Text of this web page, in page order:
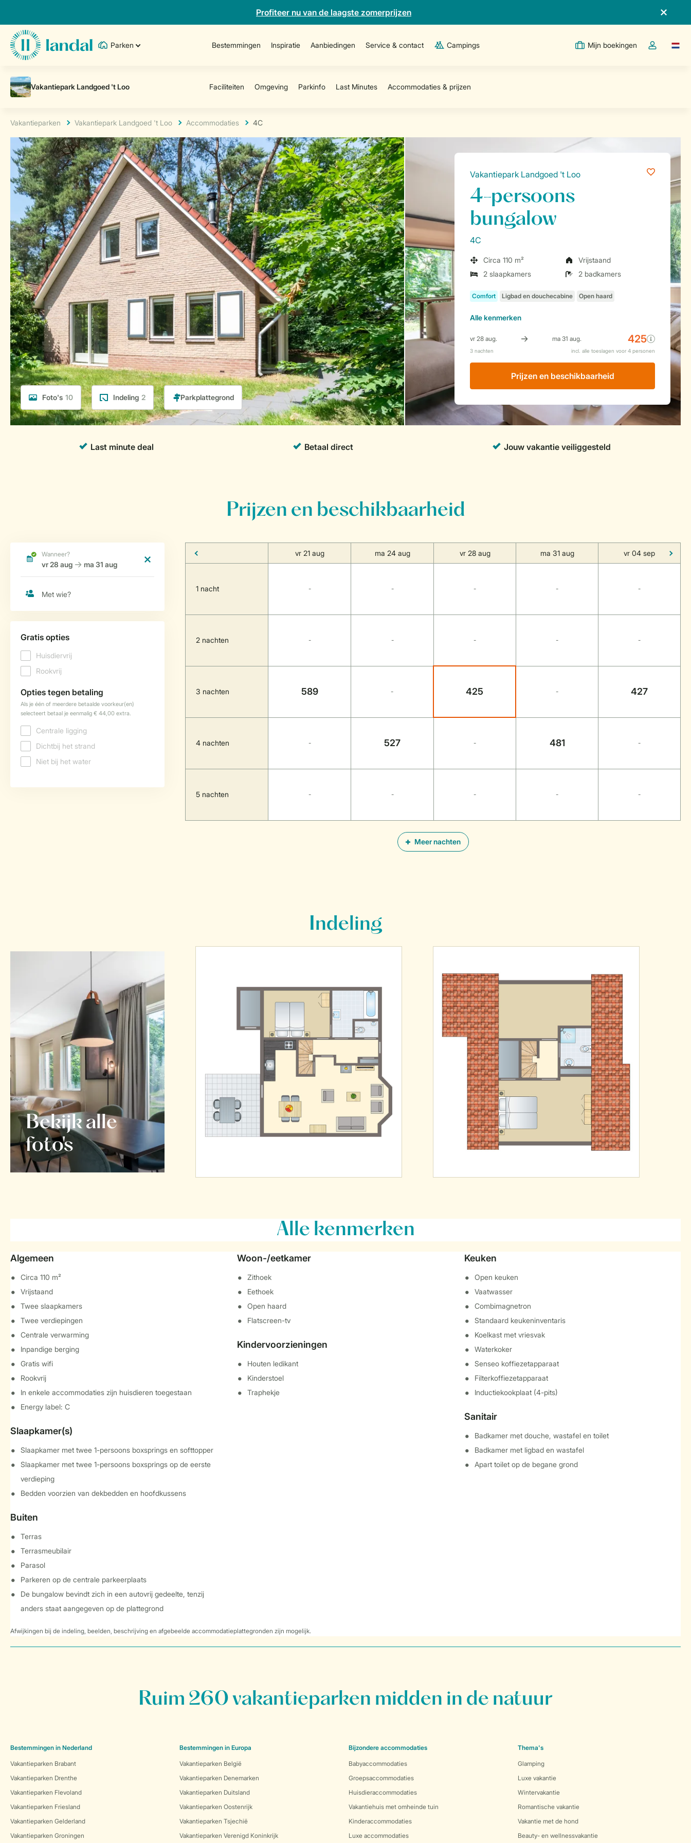
Profiteer nu van de laagste zomerprijzen
Parken Bestemmingen Inspiratie Aanbiedingen Service & contact Campings Mijn boekingen
Open deTaal
Vakantieparken Vakantiepark Landgoed 't Loo Accommodaties 4C
Foto's 10 Indeling 2
Vakantiepark Landgoed 't Loo
4-persoons
bungalow
4C
Circa 110 m²
Vrijstaand
2 slaapkamers
2 badkamers
Allekenmerken
Prijzen en beschikbaarheid
Prijzen en beschikbaarheid
Meer nachten
vr 21 aug ma 24 aug vr 28 aug ma 31 aug vr 04 sep
1 nacht - - - - -
2 nachten - - - - -
3 nachten 589 - 425 - 427
4 nachten - 527 - 481 -
5 nachten - - - - -
Indeling
Bekijk alle
foto's
Alle kenmerken
Algemeen
Circa 110 m²
Vrijstaand
Twee slaapkamers
Twee verdiepingen
Centrale verwarming
Inpandige berging
Gratis wifi
Rookvrij
In enkele accommodaties zijn huisdieren toegestaan
Energy label: C
Slaapkamer(s)
Slaapkamer met twee 1-persoons boxsprings en softtopper
Slaapkamer met twee 1-persoons boxsprings op de eerste
verdieping
Bedden voorzien van dekbedden en hoofdkussens
Buiten
Terras
Terrasmeubilair
Parasol
Parkeren op de centrale parkeerplaats
De bungalow bevindt zich in een autovrij gedeelte, tenzij
anders staat aangegeven op de plattegrond
Woon-/eetkamer
Zithoek
Eethoek
Open haard
Flatscreen-tv
Kindervoorzieningen
Houten ledikant
Kinderstoel
Traphekje
Keuken
Open keuken
Vaatwasser
Combimagnetron
Standaard keukeninventaris
Koelkast met vriesvak
Waterkoker
Senseo koffiezetapparaat
Filterkoffiezetapparaat
Inductiekookplaat (4-pits)
Sanitair
Badkamer met douche, wastafel en toilet
Badkamer met ligbad en wastafel
Apart toilet op de begane grond
Afwijkingen bij de indeling, beelden, beschrijving en afgebeelde accommodatieplattegronden zijn mogelijk.
Ruim 260 vakantieparken midden in de natuur
Bestemmingen in Nederland
Vakantieparken Brabant
Vakantieparken Drenthe
Vakantieparken Flevoland
Vakantieparken Friesland
Vakantieparken Gelderland
Vakantieparken Groningen
Bestemmingen in Europa
Vakantieparken België
Vakantieparken Denemarken
Vakantieparken Duitsland
Vakantieparken Oostenrijk
Vakantieparken Tsjechië
Vakantieparken Verenigd Koninkrijk
Bijzondere accommodaties
Babyaccommodaties
Groepsaccommodaties
Huisdieraccommodaties
Vakantiehuis met omheinde tuin
Kinderaccommodaties
Luxe accommodaties
Thema's
Glamping
Luxe vakantie
Wintervakantie
Romantische vakantie
Vakantie met de hond
Beauty- en wellnessvakantie